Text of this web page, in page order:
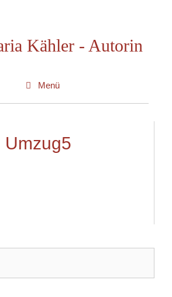
Kähler - Autorin
Menü
Umzug5